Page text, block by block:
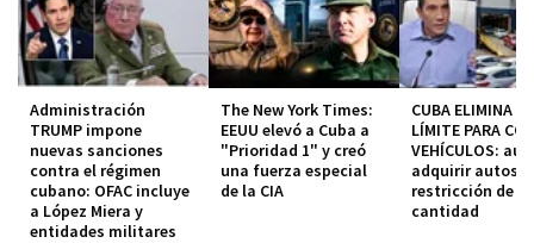
Administración
TRUMP impone
nuevas sanciones
contra el régimen
cubano: OFAC incluye
a López Miera y
entidades militares
The New York Times:
EEUU elevó a Cuba a
"Prioridad 1" y creó
una fuerza especial
de la CIA
CUBA ELIMINA EL
LÍMITE PARA
VEHÍCULOS:
adquirir autos
restricción de
cantidad